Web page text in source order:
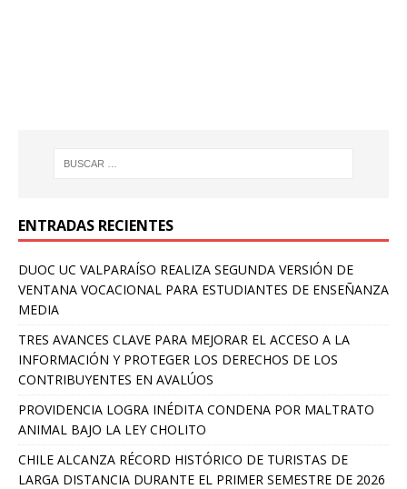
ENTRADAS RECIENTES
DUOC UC VALPARAÍSO REALIZA SEGUNDA VERSIÓN DE
VENTANA VOCACIONAL PARA ESTUDIANTES DE ENSEÑANZA
MEDIA
TRES AVANCES CLAVE PARA MEJORAR EL ACCESO A LA
INFORMACIÓN Y PROTEGER LOS DERECHOS DE LOS
CONTRIBUYENTES EN AVALÚOS
PROVIDENCIA LOGRA INÉDITA CONDENA POR MALTRATO
ANIMAL BAJO LA LEY CHOLITO
CHILE ALCANZA RÉCORD HISTÓRICO DE TURISTAS DE
LARGA DISTANCIA DURANTE EL PRIMER SEMESTRE DE 2026